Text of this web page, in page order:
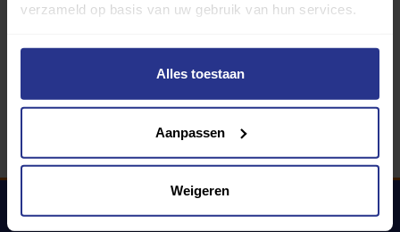
verzameld op basis van uw gebruik van hun services.
Alles toestaan
Aanpassen
Weigeren
340 gemeenten